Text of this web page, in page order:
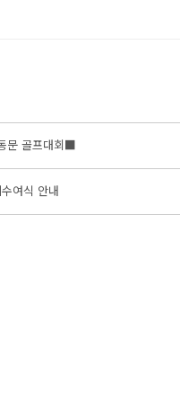
문 골프대회■
여식 안내